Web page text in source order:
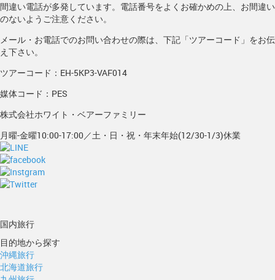
間違い電話が多発しています。電話番号をよくお確かめの上、お間違い
のないようご注意ください。
メール・お電話でのお問い合わせの際は、下記「ツアーコード」をお伝
え下さい。
ツアーコード：EH-5KP3-VAF014
媒体コード：PES
株式会社ホワイト・ベアーファミリー
月曜-金曜10:00-17:00／土・日・祝・年末年始(12/30-1/3)休業
国内旅行
目的地から探す
沖縄旅行
北海道旅行